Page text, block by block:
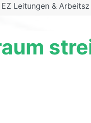
Leitungen &